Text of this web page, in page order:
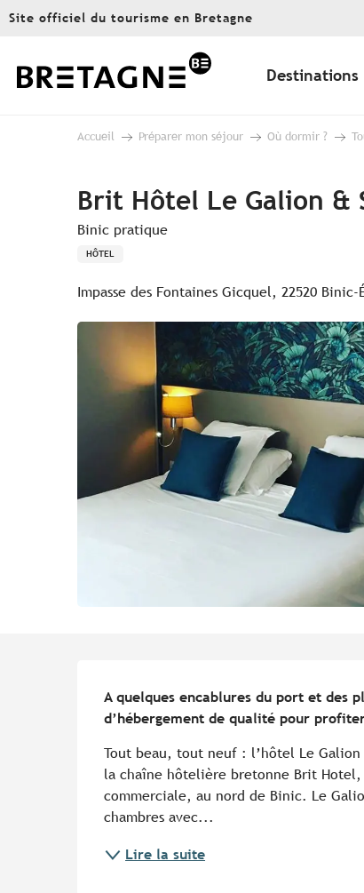
Aller
principal
Site officiel du tourisme en Bretagne
Destinations
Accueil Préparer mon séjour Où dormir ?
Brit Hôtel Le Galion &
Binic pratique
HÔTEL
Impasse des Fontaines Gicquel, 22520 Binic-
A quelques encablures du port et des
d’hébergement de qualité pour
Tout beau, tout neuf : l’hôtel Le
la chaîne hôtelière bretonne Brit Hotel,
commerciale, au nord de Binic. Le
chambres avec...
Lire la suite